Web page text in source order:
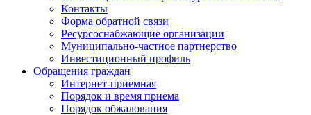
Контакты
Форма обратной связи
Ресурсоснабжающие организации
Муниципально-частное партнерство
Инвестиционный профиль
Обращения граждан
Интернет-приемная
Порядок и время приема
Порядок обжалования